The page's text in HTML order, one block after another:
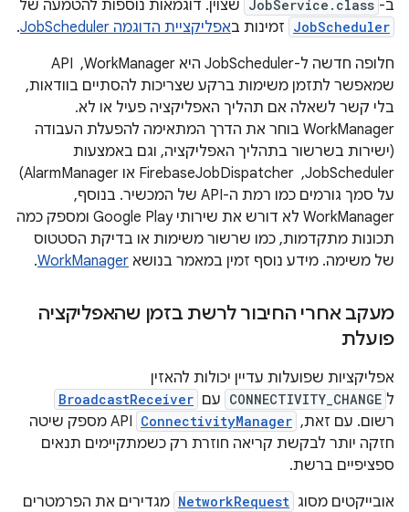
ב- JobService.class שצוין. דוגמאות נוספות להטמעה של
JobScheduler זמינות באפליקציית הדוגמה JobScheduler
.
חלופה חדשה ל-JobScheduler היא WorkManager, ‏ API
שמאפשר לתזמן משימות ברקע שצריכות להסתיים בוודאות,
בלי קשר לשאלה אם תהליך האפליקציה פעיל או לא.
‫WorkManager בוחר את הדרך המתאימה להפעלת העבודה
(ישירות בשרשור בתהליך האפליקציה, וגם באמצעות
JobScheduler, ‏ FirebaseJobDispatcher או AlarmManager)
על סמך גורמים כמו רמת ה-API של המכשיר. בנוסף,
WorkManager לא דורש את שירותי Google Play ומספק כמה
תכונות מתקדמות, כמו שרשור משימות או בדיקת הסטטוס
של משימה. מידע נוסף זמין במאמר בנושא WorkManager
.
מעקב אחרי החיבור לרשת בזמן שהאפליקציה
פועלת
אפליקציות שפועלות עדיין יכולות להאזין
ל CONNECTIVITY_CHANGE עם BroadcastReceiver
רשום. עם זאת, ConnectivityManager
API מספק שיטה
חזקה יותר לבקשת קריאה חוזרת רק כשמתקיימים תנאים
ספציפיים ברשת.
אובייקטים מסוג NetworkRequest מגדירים את הפרמטרים